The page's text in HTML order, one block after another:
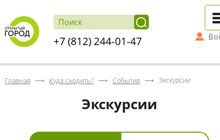
+7 (812) 244-01-47
Главная Куда сходить? События Экскурсии
Экскурсии